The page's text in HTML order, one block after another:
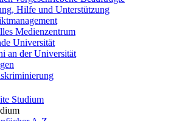
Hilfe und Unterstützung
Medienzentrum
Universität
an der Universität
Studium